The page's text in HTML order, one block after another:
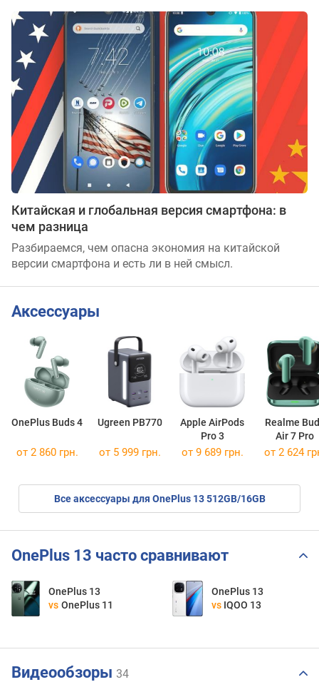
Китайская и глобальная версия смартфона: в
чем разница
Разбираемся, чем опасна экономия на китайской
версии смартфона и есть ли в ней смысл.
Аксессуары
OnePlus Buds 4 Ugreen PB770
Apple AirPods
Pro 3
Realme
Air 7 Pro
от 2 860 грн. от 5 999 грн. от 9 689 грн. от 2 624
Все аксессуары для OnePlus 13 512GB/16GB
OnePlus 13 часто сравнивают
OnePlus 13
vs OnePlus 11
OnePlus 13
vs IQOO 13
Видеообзоры 34